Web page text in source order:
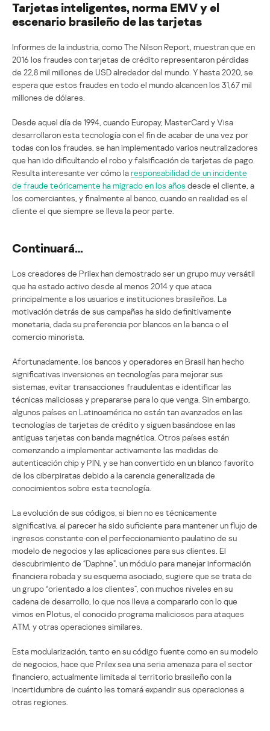
Tarjetas inteligentes, norma EMV y el
escenario brasileño de las tarjetas
Informes de la industria, como The Nilson Report, muestran que en
2016 los fraudes con tarjetas de crédito representaron pérdidas
de 22,8 mil millones de USD alrededor del mundo. Y hasta 2020, se
espera que estos fraudes en todo el mundo alcancen los 31,67 mil
millones de dólares.
Desde aquel día de 1994, cuando Europay, MasterCard y Visa
desarrollaron esta tecnología con el fin de acabar de una vez por
todas con los fraudes, se han implementado varios neutralizadores
que han ido dificultando el robo y falsificación de tarjetas de pago.
Resulta interesante ver cómo laresponsabilidad de un incidente
de fraude teóricamente ha migrado en los años desde el cliente, a
los comerciantes, y finalmente al banco, cuando en realidad es el
cliente el que siempre se lleva la peor parte.
Continuará…
Los creadores de Prilex han demostrado ser un grupo muy versátil
que ha estado activo desde al menos 2014 y que ataca
principalmente a los usuarios e instituciones brasileños. La
motivación detrás de sus campañas ha sido definitivamente
monetaria, dada su preferencia por blancos en la banca o el
comercio minorista.
Afortunadamente, los bancos y operadores en Brasil han hecho
significativas inversiones en tecnologías para mejorar sus
sistemas, evitar transacciones fraudulentas e identificar las
técnicas maliciosas y prepararse para lo que venga. Sin embargo,
algunos países en Latinoamérica no están tan avanzados en las
tecnologías de tarjetas de crédito y siguen basándose en las
antiguas tarjetas con banda magnética. Otros países están
comenzando a implementar activamente las medidas de
autenticación chip y PIN, y se han convertido en un blanco favorito
de los ciberpiratas debido a la carencia generalizada de
conocimientos sobre esta tecnología.
La evolución de sus códigos, si bien no es técnicamente
significativa, al parecer ha sido suficiente para mantener un flujo de
ingresos constante con el perfeccionamiento paulatino de su
modelo de negocios y las aplicaciones para sus clientes. El
descubrimiento de “Daphne”, un módulo para manejar información
financiera robada y su esquema asociado, sugiere que se trata de
un grupo “orientado a los clientes”, con muchos niveles en su
cadena de desarrollo, lo que nos lleva a compararlo con lo que
vimos en Plotus, el conocido programa maliciosos para ataques
ATM, y otras operaciones similares.
Esta modularización, tanto en su código fuente como en su modelo
de negocios, hace que Prilex sea una seria amenaza para el sector
financiero, actualmente limitada al territorio brasileño con la
incertidumbre de cuánto les tomará expandir sus operaciones a
otras regiones.